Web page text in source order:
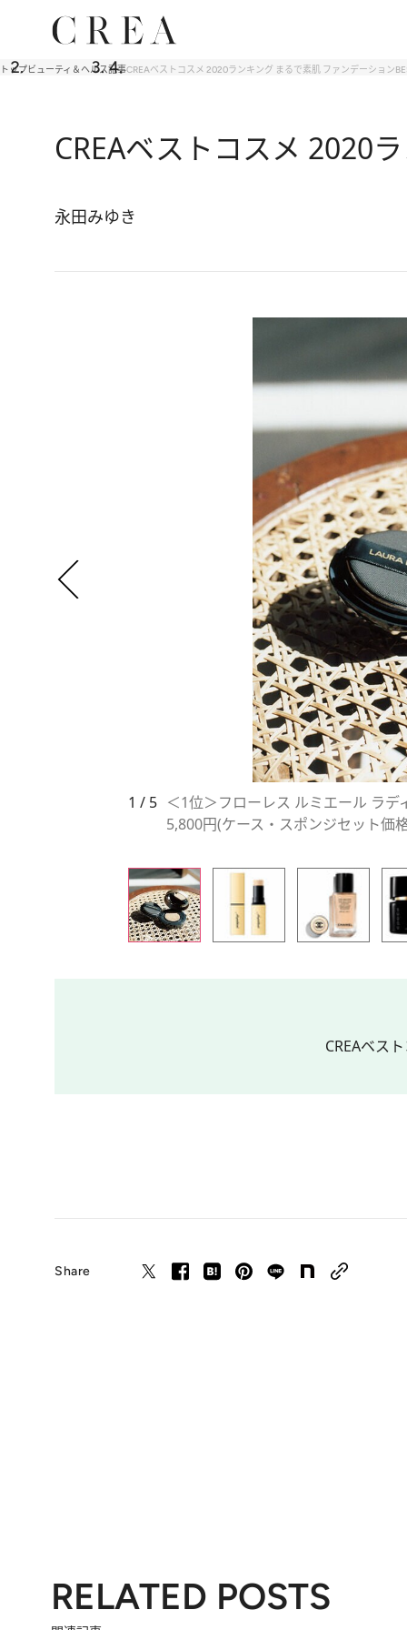
トップビューティ＆ヘルス記事CREAベストコスメ 2020ランキング まるで素肌 ファンデーション
CREAベストコスメ 2020
永田みゆき
1 / 5 ＜1位＞フローレス ルミエール ラデ
5,800円(ケース・スポンジセット価
CREAベス
Share
RELATED POSTS